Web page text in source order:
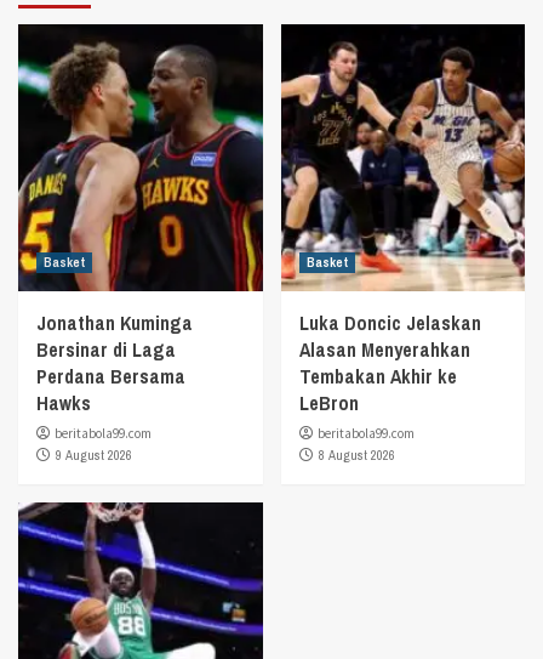
Basket
Jonathan Kuminga
Bersinar di Laga
Perdana Bersama
Hawks
beritabola99.com
9 August 2026
Basket
Luka Doncic Jelaskan
Alasan Menyerahkan
Tembakan Akhir ke
LeBron
beritabola99.com
8 August 2026